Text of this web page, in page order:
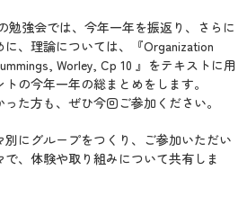
勉強会では、今年一年を振返り、さらに
、理論については、『Organization
Worley, Cp 10 』をテキストに用
の今年一年の総まとめをします。
た方も、ぜひ今回ご参加ください。
にグループをつくり、ご参加いただい
、体験や取り組みについて共有しま